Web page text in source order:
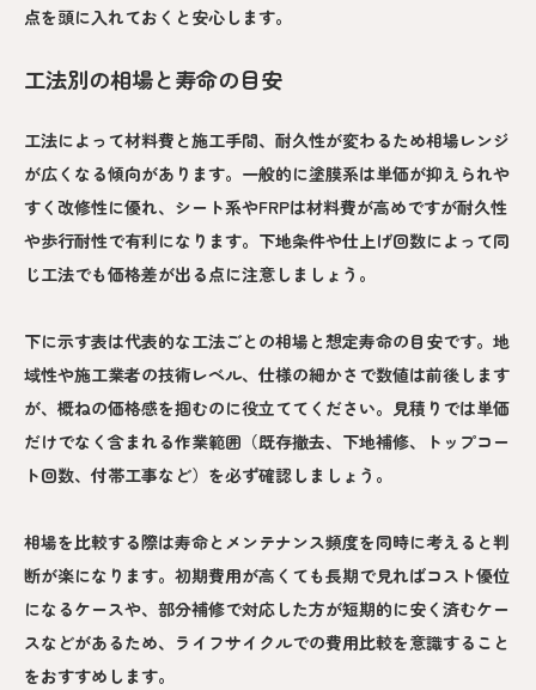
点を頭に入れておくと安心します。
工法別の相場と寿命の目安
工法によって材料費と施工手間、耐久性が変わるため相場レンジ
が広くなる傾向があります。一般的に塗膜系は単価が抑えられや
すく改修性に優れ、シート系やFRPは材料費が高めですが耐久性
や歩行耐性で有利になります。下地条件や仕上げ回数によって同
じ工法でも価格差が出る点に注意しましょう。
下に示す表は代表的な工法ごとの相場と想定寿命の目安です。地
域性や施工業者の技術レベル、仕様の細かさで数値は前後します
が、概ねの価格感を掴むのに役立ててください。見積りでは単価
だけでなく含まれる作業範囲（既存撤去、下地補修、トップコー
ト回数、付帯工事など）を必ず確認しましょう。
相場を比較する際は寿命とメンテナンス頻度を同時に考えると判
断が楽になります。初期費用が高くても長期で見ればコスト優位
になるケースや、部分補修で対応した方が短期的に安く済むケー
スなどがあるため、ライフサイクルでの費用比較を意識すること
をおすすめします。